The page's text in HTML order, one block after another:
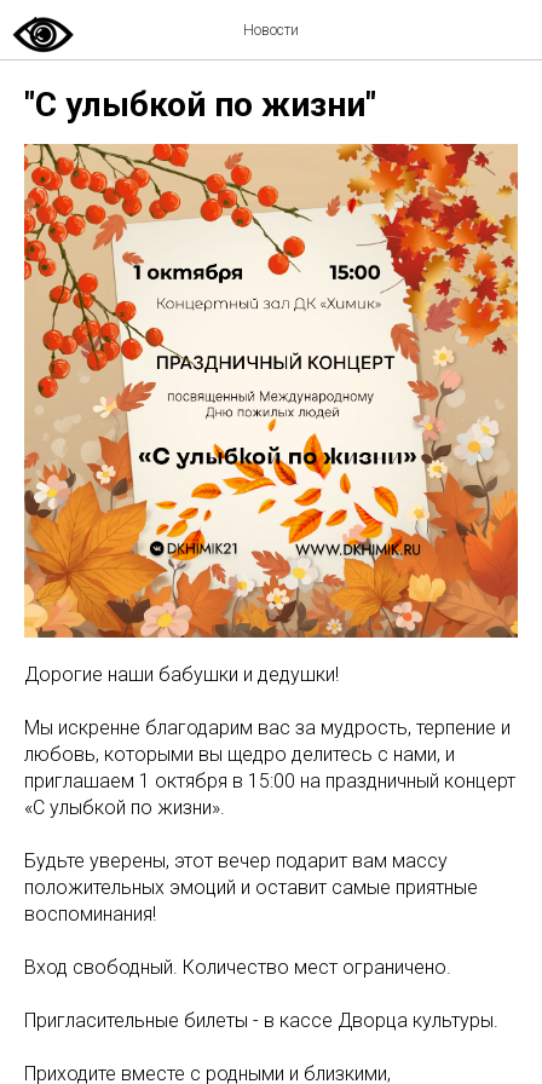
Новости
"С улыбкой по жизни"
Дорогие наши бабушки и дедушки!
Мы искренне благодарим вас за мудрость, терпение и
любовь, которыми вы щедро делитесь с нами, и
приглашаем 1 октября в 15:00 на праздничный концерт
«С улыбкой по жизни».
Будьте уверены, этот вечер подарит вам массу
положительных эмоций и оставит самые приятные
воспоминания!
Вход свободный. Количество мест ограничено.
Пригласительные билеты - в кассе Дворца культуры.
Приходите вместе с родными и близкими,